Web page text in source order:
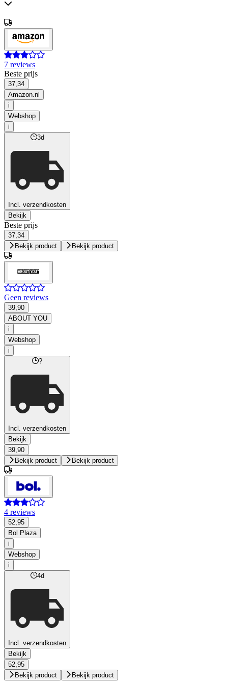
7 reviews
Beste prijs
37,34
Amazon.nl
i
Webshop
i
3d
Incl. verzendkosten
Bekijk
Beste prijs
37,34
Bekijk product
Bekijk product
Geen reviews
39,90
ABOUT YOU
i
Webshop
i
?
Incl. verzendkosten
Bekijk
39,90
Bekijk product
Bekijk product
4 reviews
52,95
Bol Plaza
i
Webshop
i
4d
Incl. verzendkosten
Bekijk
52,95
Bekijk product
Bekijk product